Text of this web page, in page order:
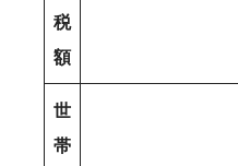
税
額
世
帯